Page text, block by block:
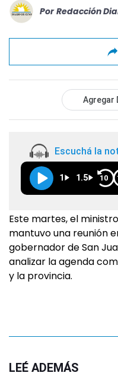
Por Redacción
Agregar
Escuchá la
1 1.5 10
Este martes, el
mantuvo una reunión
gobernador de San
analizar la agenda
y la provincia.
LEÉ ADEMÁS